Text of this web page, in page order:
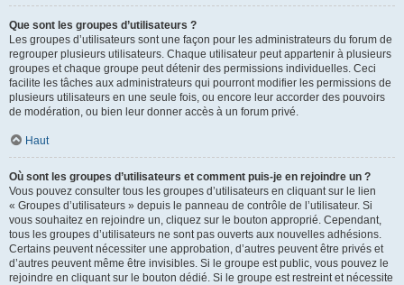
Que sont les groupes d’utilisateurs ?
Les groupes d’utilisateurs sont une façon pour les administrateurs du forum de
regrouper plusieurs utilisateurs. Chaque utilisateur peut appartenir à plusieurs
groupes et chaque groupe peut détenir des permissions individuelles. Ceci
facilite les tâches aux administrateurs qui pourront modifier les permissions de
plusieurs utilisateurs en une seule fois, ou encore leur accorder des pouvoirs
de modération, ou bien leur donner accès à un forum privé.
Haut
Où sont les groupes d’utilisateurs et comment puis-je en rejoindre un ?
Vous pouvez consulter tous les groupes d’utilisateurs en cliquant sur le lien
« Groupes d’utilisateurs » depuis le panneau de contrôle de l’utilisateur. Si
vous souhaitez en rejoindre un, cliquez sur le bouton approprié. Cependant,
tous les groupes d’utilisateurs ne sont pas ouverts aux nouvelles adhésions.
Certains peuvent nécessiter une approbation, d’autres peuvent être privés et
d’autres peuvent même être invisibles. Si le groupe est public, vous pouvez le
rejoindre en cliquant sur le bouton dédié. Si le groupe est restreint et nécessite